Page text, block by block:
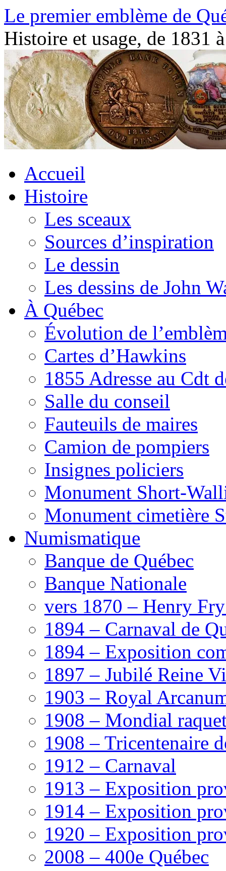
Aller
contenu
Le premier emblème de
Histoire et usage, de 1831
Accueil
Histoire
Les sceaux
Sources d’inspiration
Le dessin
Les dessins de John
À Québec
Évolution de
Cartes d’Hawkins
1855 Adresse au Cdt
Salle du conseil
Fauteuils de maires
Camion de pompiers
Insignes policiers
Monument Short-
Monument cimetière
Numismatique
Banque de Québec
Banque Nationale
vers 1870 – Henry
1894 – Carnaval de
1894 – Exposition
1897 – Jubilé Reine
1903 – Royal
1908 – Mondial
1908 – Tricentenaire
1912 – Carnaval
1913 – Exposition
1914 – Exposition
1920 – Exposition
2008 – 400e Québec